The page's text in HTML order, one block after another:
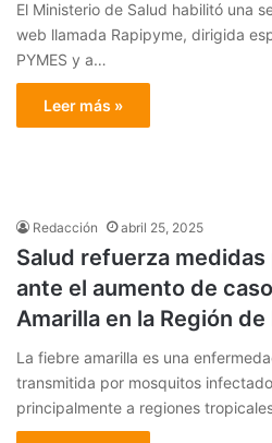
El Ministerio de Salud habilitó una
web llamada Rapipyme, dirigida
PYMES y a…
Leer más »
Redacción abril 25, 2025
Salud refuerza
ante el aumento de
Amarilla en la Región
La fiebre amarilla es una
transmitida por mosquitos
principalmente a regiones